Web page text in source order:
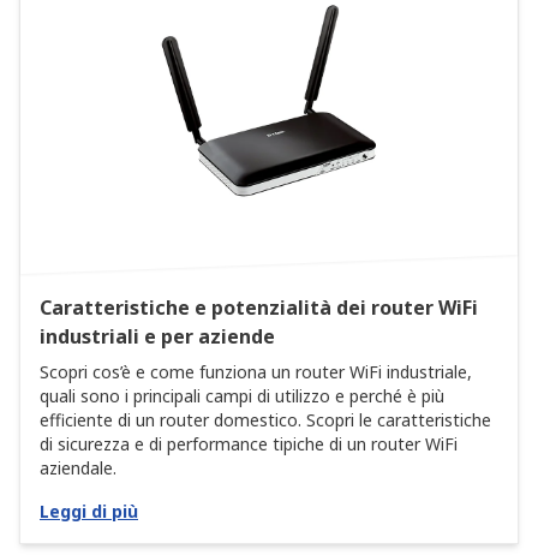
Caratteristiche e potenzialità dei router WiFi
industriali e per aziende
Scopri cos’è e come funziona un router WiFi industriale,
quali sono i principali campi di utilizzo e perché è più
efficiente di un router domestico. Scopri le caratteristiche
di sicurezza e di performance tipiche di un router WiFi
aziendale.
Leggi di più